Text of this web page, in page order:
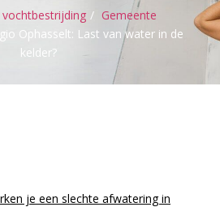
Gemeente
Ophasselt: Last van water in de
kelder?
je een slechte afwatering in